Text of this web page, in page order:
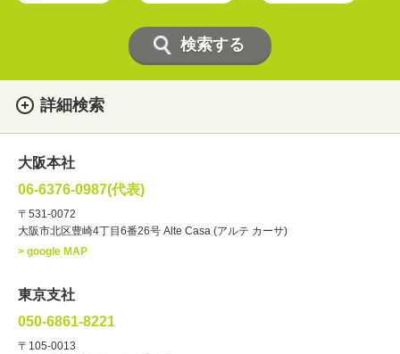
詳細検索
・性別
・ジャンル
ナレーター レポーター
・年齢
大阪本社
06-6376-0987(代表)
〒531-0072
大阪市北区豊崎4丁目6番26号 Alte Casa (アルテ カーサ)
> google MAP
東京支社
050-6861-8221
〒105-0013